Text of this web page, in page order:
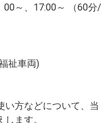
00～、17:00～ （60分/
祉車両)
い方などについて、当
ます。